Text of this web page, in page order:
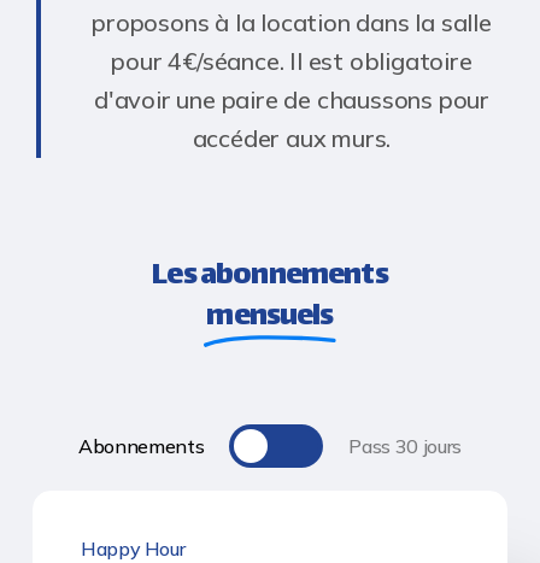
proposons à la location dans la salle
pour 4€/séance. Il est obligatoire
d'avoir une paire de chaussons pour
accéder aux murs.
Les abonnements
mensuels
Abonnements Toggle Pass 30 jours
Happy Hour